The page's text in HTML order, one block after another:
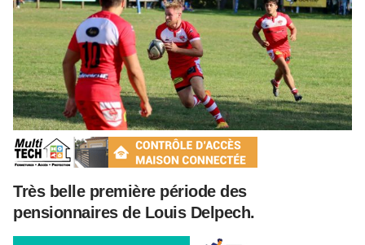
Très belle première période des
pensionnaires de Louis Delpech.